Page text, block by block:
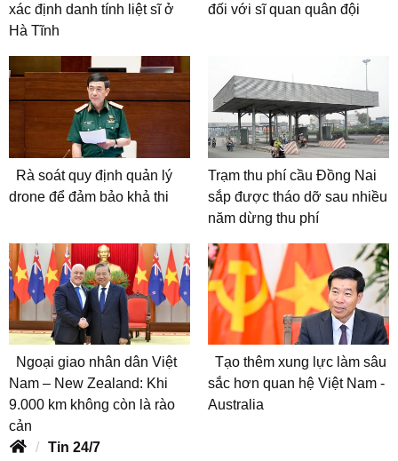
xác định danh tính liệt sĩ ở
Hà Tĩnh
đối với sĩ quan quân đội
Rà soát quy định quản lý
drone để đảm bảo khả thi
Trạm thu phí cầu Đồng Nai
sắp được tháo dỡ sau nhiều
năm dừng thu phí
Ngoại giao nhân dân Việt
Nam – New Zealand: Khi
9.000 km không còn là rào
cản
Tạo thêm xung lực làm sâu
sắc hơn quan hệ Việt Nam -
Australia
Tin 24/7